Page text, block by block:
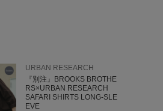
URBAN RESEARCH
『別注』BROOKS BROTHE
RS×URBAN RESEARCH
SAFARI SHIRTS LONG-SLE
EVE